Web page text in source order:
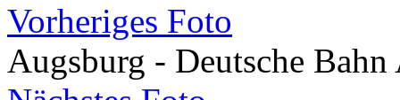
Vorheriges Foto
Augsburg - Deutsche